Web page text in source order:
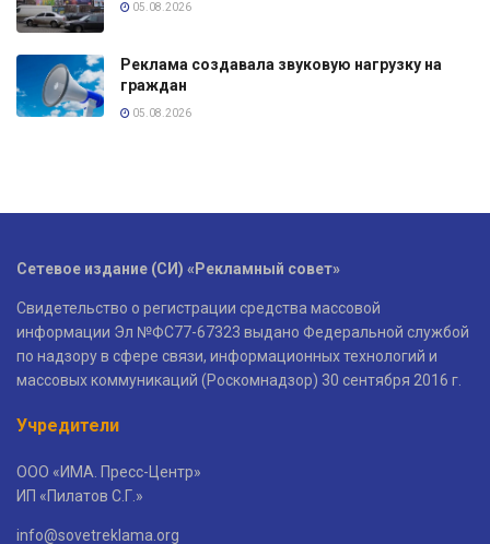
05.08.2026
Реклама создавала звуковую нагрузку на
граждан
05.08.2026
Сетевое издание (СИ) «Рекламный совет»
Свидетельство о регистрации средства массовой
информации Эл №ФС77-67323 выдано Федеральной службой
по надзору в сфере связи, информационных технологий и
массовых коммуникаций (Роскомнадзор) 30 сентября 2016 г.
Учредители
ООО «ИМА. Пресс-Центр»
ИП «Пилатов С.Г.»
info@sovetreklama.org